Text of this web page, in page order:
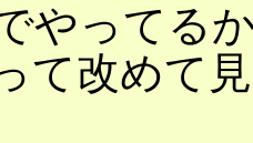
やってる
て改めて